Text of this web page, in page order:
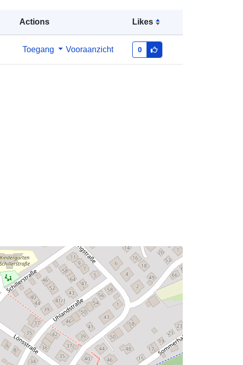
Actions Likes
Toegang Vooraanzicht 0
August 2026
Coördinaten: [ [ 9.2763573,
48.9718759 ], [ 9.2795387,